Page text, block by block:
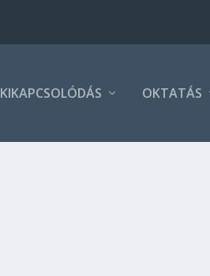
KIKAPCSOLÓDÁS OKTATÁS